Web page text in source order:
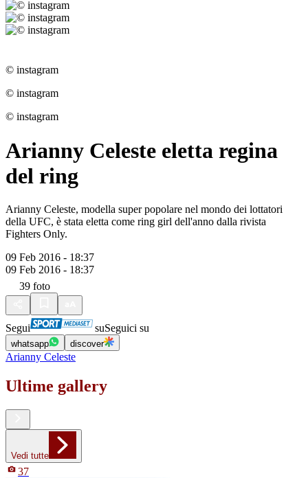
© instagram
© instagram
© instagram
Arianny Celeste eletta regina
del ring
Arianny Celeste, modella super popolare nel mondo dei lottatori
della UFC, è stata eletta come ring girl dell'anno dalla rivista
Fighters Only.
09 Feb 2016 - 18:37
09 Feb 2016 - 18:37
39 foto
Segui suSeguici su
whatsapp discover
Arianny Celeste
Ultime gallery
Vedi tutte
37